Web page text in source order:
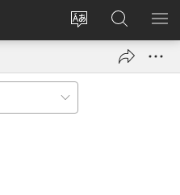
Websitesprache
ändern
Anmelden
(öffnet
Suche